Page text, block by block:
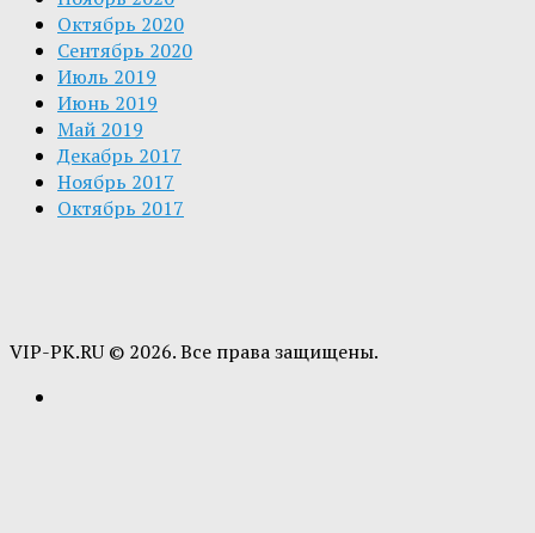
Октябрь 2020
Сентябрь 2020
Июль 2019
Июнь 2019
Май 2019
Декабрь 2017
Ноябрь 2017
Октябрь 2017
VIP-PK.RU © 2026. Все права защищены.